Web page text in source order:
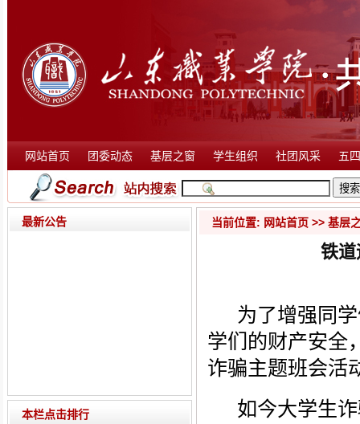
网站首页 团委动态 基层之窗 学生组织 社团风采 五
最新公告
本栏点击排行
当前位置: 网站首页 >> 基层
铁
为了增强同
学们的财产安全
诈骗主题班会活
如今大学生